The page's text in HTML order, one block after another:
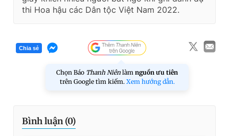
thi Hoa hậu các Dân tộc Việt Nam 2022.
Chia sẻ
Chọn Báo Thanh Niên làm nguồn ưu tiên
trên Google tìm kiếm. Xem hướng dẫn.
Bình luận (0)